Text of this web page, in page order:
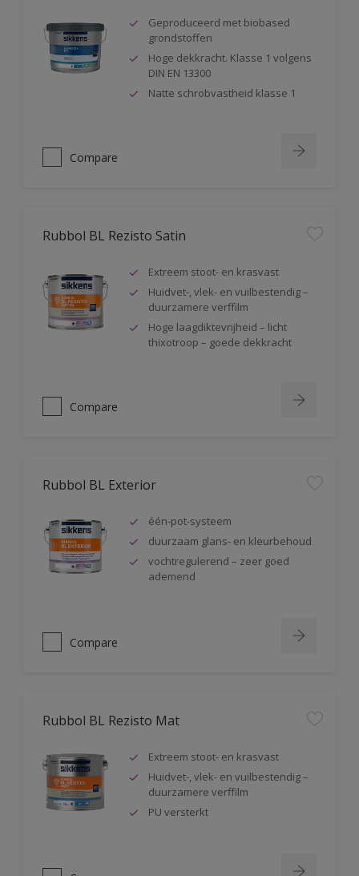
Geproduceerd met biobased
grondstoffen
Hoge dekkracht. Klasse 1 volgens
DIN EN 13300
Natte schrobvastheid klasse 1
Compare
Rubbol BL Rezisto Satin
Extreem stoot- en krasvast
Huidvet-, vlek- en vuilbestendig –
duurzamere verffilm
Hoge laagdiktevrijheid – licht
thixotroop – goede dekkracht
Compare
Rubbol BL Exterior
één-pot-systeem
duurzaam glans- en kleurbehoud
vochtregulerend – zeer goed
ademend
Compare
Rubbol BL Rezisto Mat
Extreem stoot- en krasvast
Huidvet-, vlek- en vuilbestendig –
duurzamere verffilm
PU versterkt